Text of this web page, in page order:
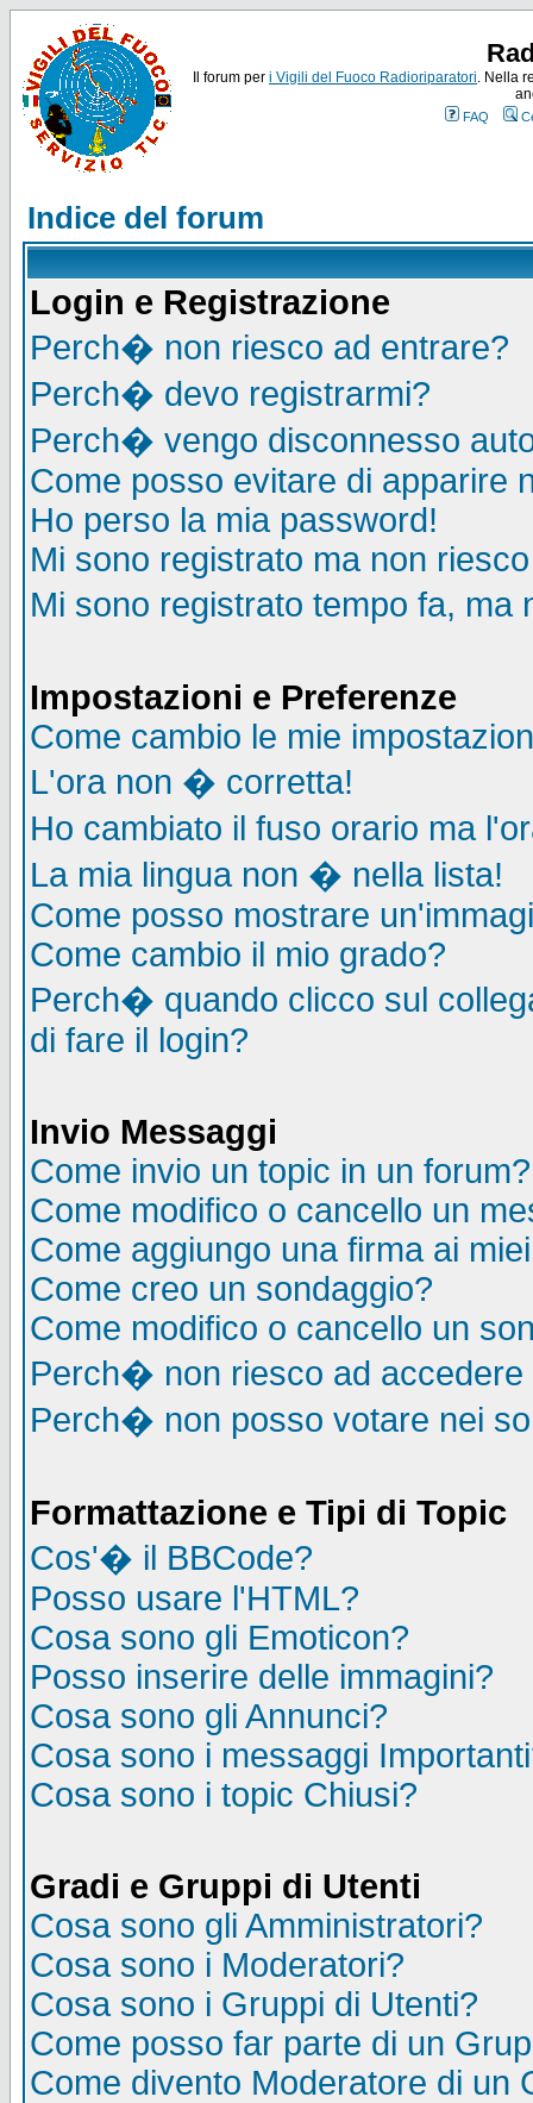
Il forum per i Vigili del Fuoco Radioriparatori. Nella
FAQ
Indice del forum
Login e Registrazione
Perch� non riesco ad entrare?
Perch� devo registrarmi?
Perch� vengo disconnesso
Come posso evitare di apparire
Ho perso la mia password!
Mi sono registrato ma non
Mi sono registrato tempo fa,
Impostazioni e Preferenze
Come cambio le mie
L'ora non � corretta!
Ho cambiato il fuso orario ma
La mia lingua non � nella lista!
Come posso mostrare
Come cambio il mio grado?
Perch� quando clicco sul
di fare il login?
Invio Messaggi
Come invio un topic in un forum?
Come modifico o cancello un
Come aggiungo una firma ai
Come creo un sondaggio?
Come modifico o cancello un
Perch� non riesco ad accedere
Perch� non posso votare nei
Formattazione e Tipi di Topic
Cos'� il BBCode?
Posso usare l'HTML?
Cosa sono gli Emoticon?
Posso inserire delle immagini?
Cosa sono gli Annunci?
Cosa sono i messaggi
Cosa sono i topic Chiusi?
Gradi e Gruppi di Utenti
Cosa sono gli Amministratori?
Cosa sono i Moderatori?
Cosa sono i Gruppi di Utenti?
Come posso far parte di un
Come divento Moderatore di un